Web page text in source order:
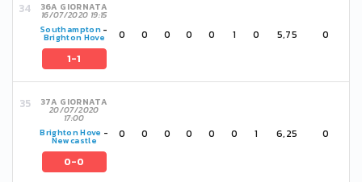
36A GIORNATA
16/07/2020 19:15
Southampton-
Brighton Hove
1-1
0 0 0 0 0 1 0 5,75 0
37A GIORNATA
20/07/2020
17:00
Brighton Hove -
Newcastle
0-0
0 0 0 0 0 0 1 6,25 0